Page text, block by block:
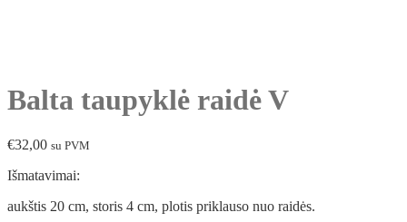
Balta taupyklė raidė V
€32,00 su PVM
Išmatavimai:
aukštis 20 cm, storis 4 cm, plotis priklauso nuo raidės.